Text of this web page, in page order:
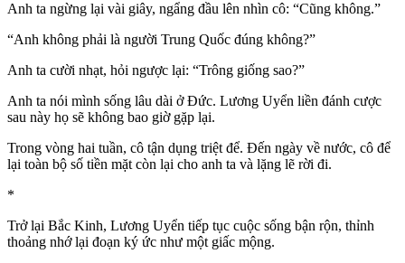
Anh ta ngừng lại vài giây, ngẩng đầu lên nhìn cô: “Cũng không.”
“Anh không phải là người Trung Quốc đúng không?”
Anh ta cười nhạt, hỏi ngược lại: “Trông giống sao?”
Anh ta nói mình sống lâu dài ở Đức. Lương Uyển liền đánh cược
sau này họ sẽ không bao giờ gặp lại.
Trong vòng hai tuần, cô tận dụng triệt để. Đến ngày về nước, cô để
lại toàn bộ số tiền mặt còn lại cho anh ta và lặng lẽ rời đi.
*
Trở lại Bắc Kinh, Lương Uyển tiếp tục cuộc sống bận rộn, thỉnh
thoảng nhớ lại đoạn ký ức như một giấc mộng.